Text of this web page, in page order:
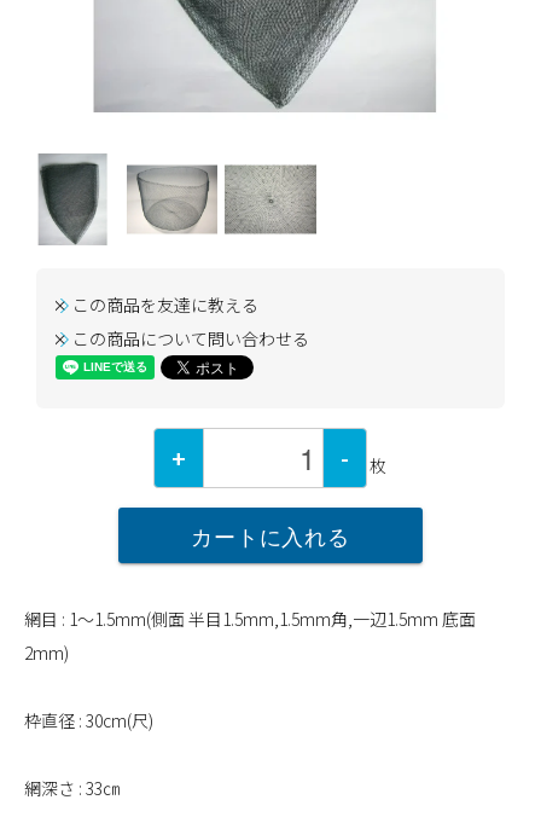
この商品を友達に教える
この商品について問い合わせる
+ - 枚
カートに入れる
網目 : 1～1.5mm(側面 半目1.5mm,1.5mm角,一辺1.5mm 底面
2mm)
枠直径 : 30cm(尺)
網深さ : 33㎝